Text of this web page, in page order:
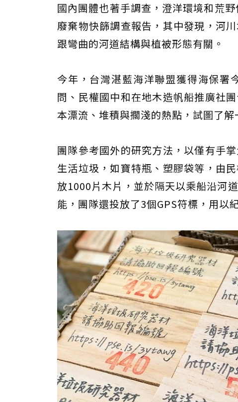
國內團體也著手調查，澄洋環境和荒
廢棄物快篩調查報告，其中發現，河
跟彎曲的河道結構與植被形態有關。
今年，台灣湛藍海洋聯盟獲得海保署
問、民權國中和在地木造帆船推廣社
本漂流、堆積與擱淺的熱點，試圖了
團隊參考國外的研究方法，以僅有手
生活垃圾，如寶特瓶、塑膠袋等，由
放1000片木片，並於隔天以乘船沿河
能，團隊還投放了3個GPS符標，用以